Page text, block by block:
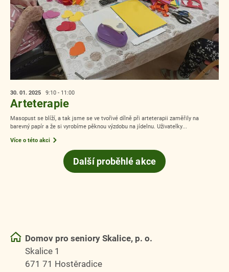
30. 01. 2025 9:10 - 11:00
Arteterapie
Masopust se blíží, a tak jsme se ve tvořivé dílně při arteterapii zaměřily na
barevný papír a že si vyrobíme pěknou výzdobu na jídelnu. Uživatelky...
Více o této akci
Další proběhlé akce
Domov pro seniory Skalice, p. o.
Skalice 1
671 71 Hostěradice